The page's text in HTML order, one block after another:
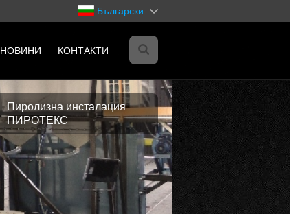
Български
НОВИНИ КОНТАКТИ
Пиролизна инсталация
ПИРОТЕКС